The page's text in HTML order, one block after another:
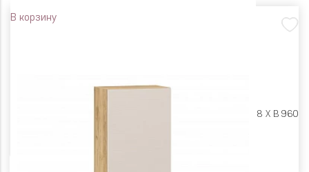
В корзину
Ш 600 X Г 318 X В 960